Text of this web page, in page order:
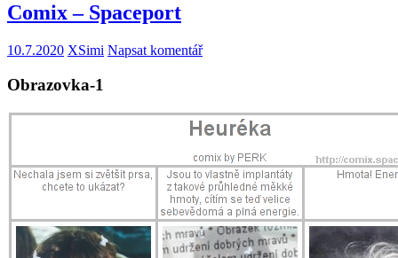
Comix – Spaceport
10.7.2020 XSimi Napsat komentář
Obrazovka-1